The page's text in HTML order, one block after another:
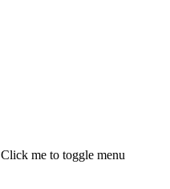
Click me to toggle menu